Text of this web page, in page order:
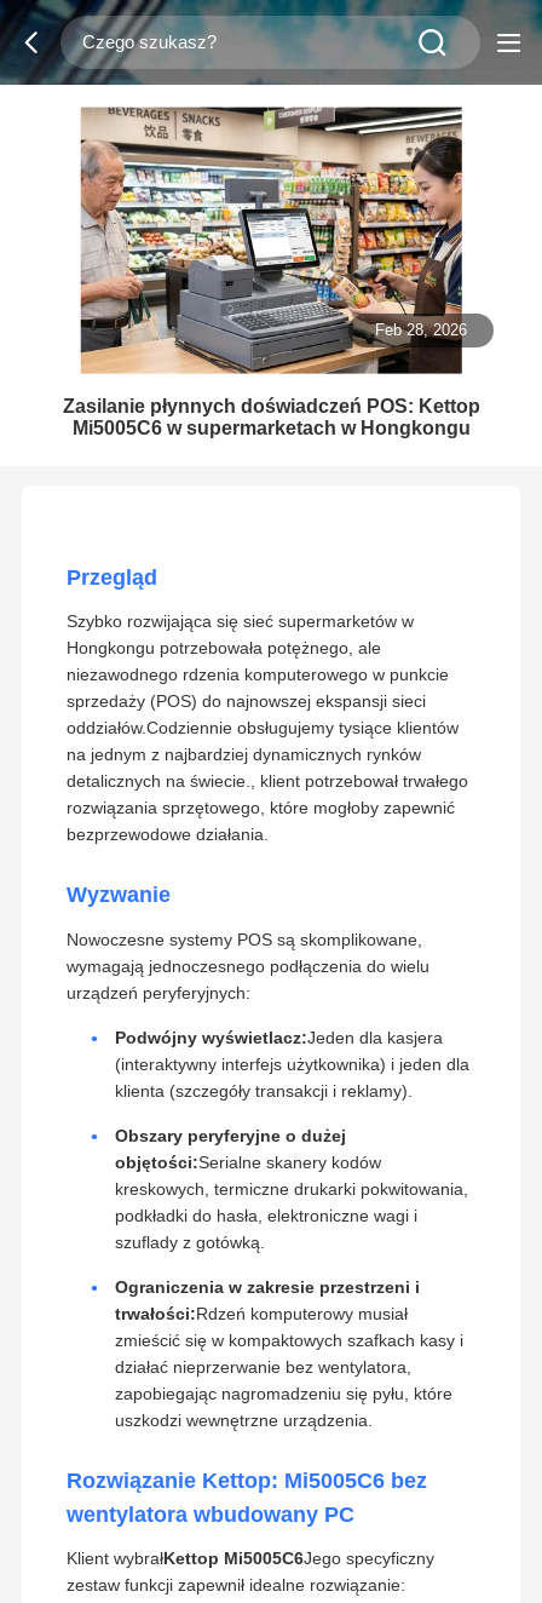
Feb 28, 2026
Zasilanie płynnych doświadczeń POS: Kettop
Mi5005C6 w supermarketach w Hongkongu
Przegląd
Szybko rozwijająca się sieć supermarketów w
Hongkongu potrzebowała potężnego, ale
niezawodnego rdzenia komputerowego w punkcie
sprzedaży (POS) do najnowszej ekspansji sieci
oddziałów.Codziennie obsługujemy tysiące klientów
na jednym z najbardziej dynamicznych rynków
detalicznych na świecie., klient potrzebował trwałego
rozwiązania sprzętowego, które mogłoby zapewnić
bezprzewodowe działania.
Wyzwanie
Nowoczesne systemy POS są skomplikowane,
wymagają jednoczesnego podłączenia do wielu
urządzeń peryferyjnych:
Podwójny wyświetlacz:Jeden dla kasjera
(interaktywny interfejs użytkownika) i jeden dla
klienta (szczegóły transakcji i reklamy).
Obszary peryferyjne o dużej
objętości:Serialne skanery kodów
kreskowych, termiczne drukarki pokwitowania,
podkładki do hasła, elektroniczne wagi i
szuflady z gotówką.
Ograniczenia w zakresie przestrzeni i
trwałości:Rdzeń komputerowy musiał
zmieścić się w kompaktowych szafkach kasy i
działać nieprzerwanie bez wentylatora,
zapobiegając nagromadzeniu się pyłu, które
uszkodzi wewnętrzne urządzenia.
Rozwiązanie Kettop: Mi5005C6 bez
wentylatora wbudowany PC
Klient wybrałKettop Mi5005C6Jego specyficzny
zestaw funkcji zapewnił idealne rozwiązanie: